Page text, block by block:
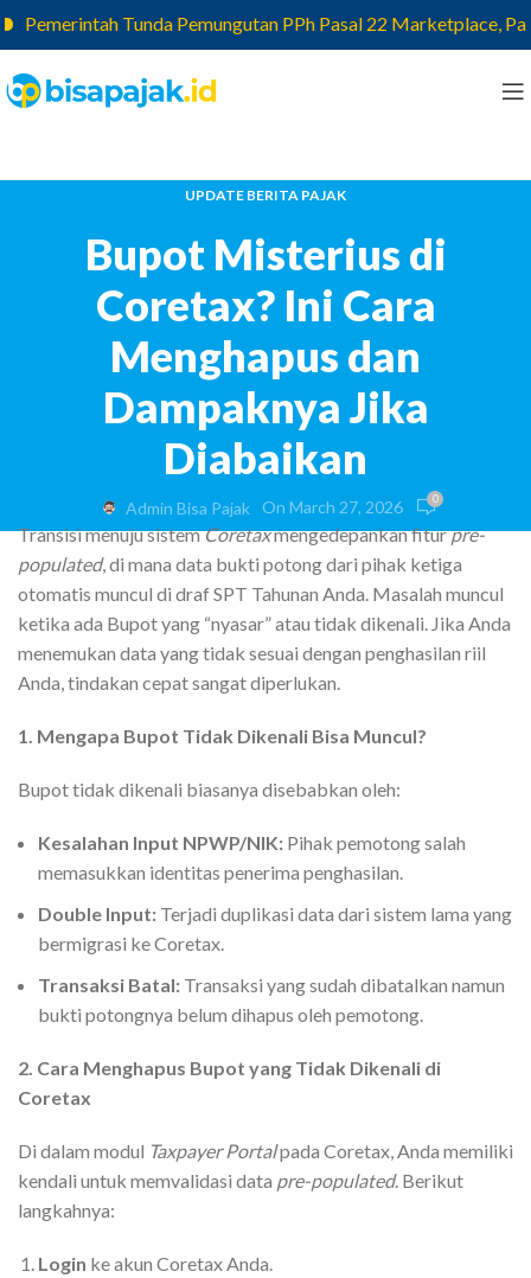
Pemerintah Tunda Pemungutan PPh Pasal 22 Marketplace,
UPDATE BERITA PAJAK
Bupot Misterius di
Coretax? Ini Cara
Menghapus dan
Dampaknya Jika
Diabaikan
Admin Bisa Pajak On March 27, 2026 0
Transisi menuju sistemCoretaxmengedepankan fiturpre-
populated, di mana data bukti potong dari pihak ketiga
otomatis muncul di draf SPT Tahunan Anda. Masalah muncul
ketika ada Bupot yang “nyasar” atau tidak dikenali. Jika Anda
menemukan data yang tidak sesuai dengan penghasilan riil
Anda, tindakan cepat sangat diperlukan.
1. Mengapa Bupot Tidak Dikenali Bisa Muncul?
Bupot tidak dikenali biasanya disebabkan oleh:
Kesalahan Input NPWP/NIK: Pihak pemotong salah
memasukkan identitas penerima penghasilan.
Double Input: Terjadi duplikasi data dari sistem lama yang
bermigrasi ke Coretax.
Transaksi Batal: Transaksi yang sudah dibatalkan namun
bukti potongnya belum dihapus oleh pemotong.
2. Cara Menghapus Bupot yang Tidak Dikenali di
Coretax
Di dalam modul Taxpayer Portalpada Coretax, Anda memiliki
kendali untuk memvalidasi data pre-populated. Berikut
langkahnya:
Login ke akun Coretax Anda.